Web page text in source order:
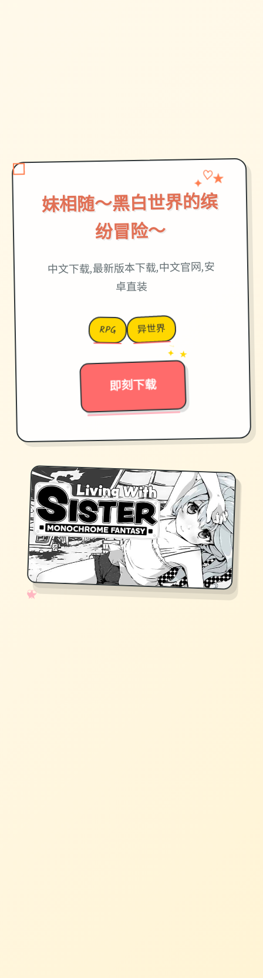
妹相随～黑白世界的缤
纷冒险～
✦ ♡ ★
中文下载,最新版本下载,中文官网,安
卓直装
RPG 异世界
即刻下载
→
✦ ★
✧
♡
★
♥